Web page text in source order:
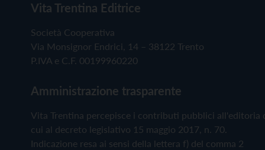
Vita Trentina Editrice
Società Cooperativa
Via Monsignor Endrici, 14 – 38122 Trento
P.IVA e C.F. 00199960220
Amministrazione trasparente
Vita Trentina percepisce i contributi pubblici all'editoria
cui al decreto legislativo 15 maggio 2017, n. 70.
Indicazione resa ai sensi della lettera f) del comma 2